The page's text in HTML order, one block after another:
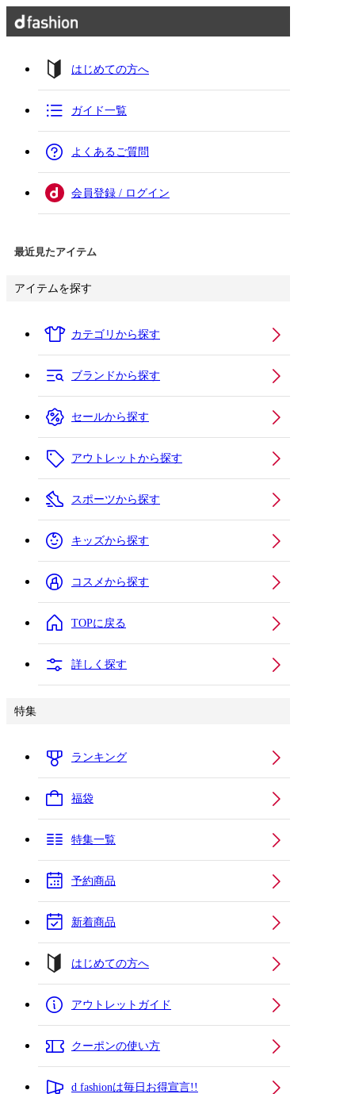
はじめての方へ
ガイド一覧
よくあるご質問
会員登録 / ログイン
最近見たアイテム
アイテムを探す
カテゴリから探す
ブランドから探す
セールから探す
アウトレットから探す
スポーツから探す
キッズから探す
コスメから探す
TOPに戻る
詳しく探す
特集
ランキング
福袋
特集一覧
予約商品
新着商品
はじめての方へ
アウトレットガイド
クーポンの使い方
d fashionは毎日お得宣言!!